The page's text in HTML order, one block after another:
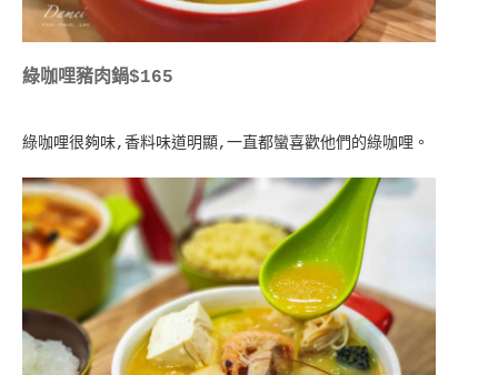
綠咖哩豬肉鍋$165
綠咖哩很夠味,香料味道明顯,一直都蠻喜歡他們的綠咖哩。